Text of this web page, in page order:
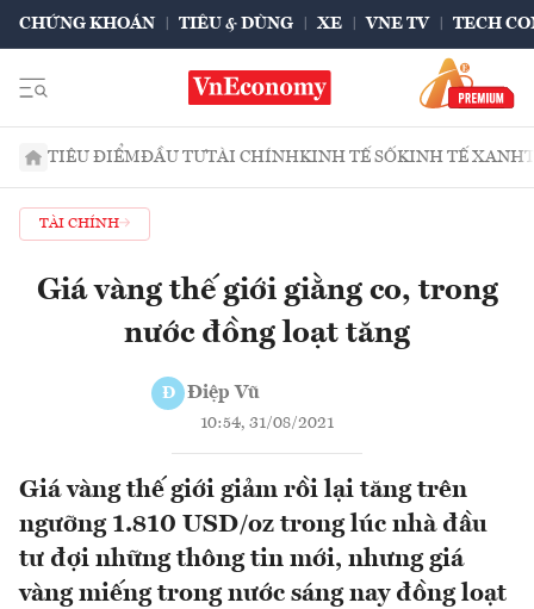
CHỨNG KHOÁN TIÊU & DÙNG XE VNE TV TECH
TIÊU ĐIỂMĐẦU TƯTÀI CHÍNHKINH TẾ SỐKINH TẾ XANH
TÀI CHÍNH
Giá vàng thế giới giằng co, trong
nước đồng loạt tăng
Đ Điệp Vũ
10:54, 31/08/2021
Giá vàng thế giới giảm rồi lại tăng trên
ngưỡng 1.810 USD/oz trong lúc nhà đầu
tư đợi những thông tin mới, nhưng giá
vàng miếng trong nước sáng nay đồng loạt